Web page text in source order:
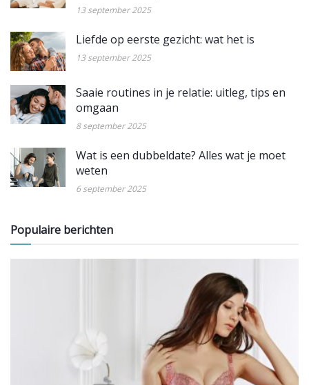
13 september 2025
Liefde op eerste gezicht: wat het is
13 september 2025
Saaie routines in je relatie: uitleg, tips en
omgaan
8 september 2025
Wat is een dubbeldate? Alles wat je moet
weten
6 september 2025
Populaire berichten